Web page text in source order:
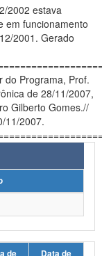
2002 estava
2001. Gerado
do Programa, Prof.
de 28/11/2007,
Gilberto Gomes.//
de
Data de